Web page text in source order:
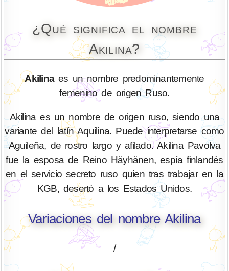
¿Qué significa el nombre
Akilina?
Akilinaes un nombre predominantemente
femenino de origen Ruso.
Akilina es un nombre de origen ruso, siendo una
variante del latín Aquilina. Puede interpretarse como
Aguileña, de rostro largo y afilado. Akilina Pavolva
fue la esposa de Reino Häyhänen, espía finlandés
en el servicio secreto ruso quien tras trabajar en la
KGB, desertó a los Estados Unidos.
Variaciones del nombre Akilina
/